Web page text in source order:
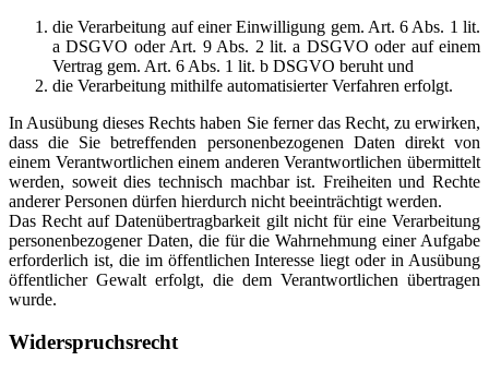
die Verarbeitung auf einer Einwilligung gem. Art. 6 Abs. 1 lit.
a DSGVO oder Art. 9 Abs. 2 lit. a DSGVO oder auf einem
Vertrag gem. Art. 6 Abs. 1 lit. b DSGVO beruht und
die Verarbeitung mithilfe automatisierter Verfahren erfolgt.
In Ausübung dieses Rechts haben Sie ferner das Recht, zu erwirken,
dass die Sie betreffenden personenbezogenen Daten direkt von
einem Verantwortlichen einem anderen Verantwortlichen übermittelt
werden, soweit dies technisch machbar ist. Freiheiten und Rechte
anderer Personen dürfen hierdurch nicht beeinträchtigt werden.
Das Recht auf Datenübertragbarkeit gilt nicht für eine Verarbeitung
personenbezogener Daten, die für die Wahrnehmung einer Aufgabe
erforderlich ist, die im öffentlichen Interesse liegt oder in Ausübung
öffentlicher Gewalt erfolgt, die dem Verantwortlichen übertragen
wurde.
Widerspruchsrecht